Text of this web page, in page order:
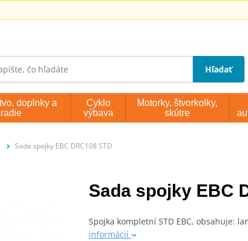
Hľadať
doplnky a
Cyklo
výbava
Motorky, štvorkolky,
skútre
Sada spojky EBC DRC108 STD
Sada spojky EBC
Spojka kompletní STD EBC, obsahuje:
informácií